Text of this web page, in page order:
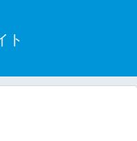
ト